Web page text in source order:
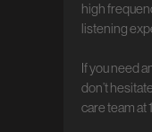
high
listening
If you need
don’t
care team